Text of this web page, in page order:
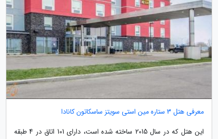
معرفی هتل 3 ستاره مین استی سویتز ساسکاتون کانادا
این هتل که در سال 2015 ساخته شده است، دارای 101 اتاق در 4 طبقه